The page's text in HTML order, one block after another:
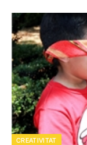
CREATIVITAT